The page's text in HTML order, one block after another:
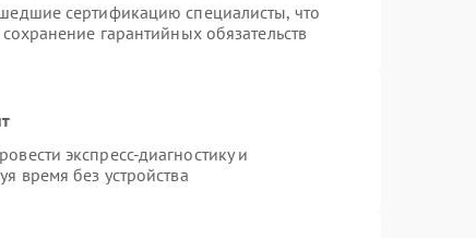
сертификацию специалисты, что
гарантийных обязательств
экспресс-диагностику и
время без устройства